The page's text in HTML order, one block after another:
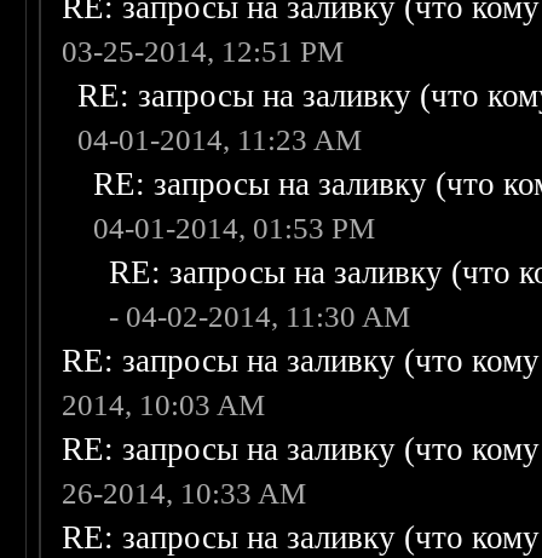
RE: запросы на заливку (что
03-25-2014, 12:51 PM
RE: запросы на заливку (что
04-01-2014, 11:23 AM
RE: запросы на заливку (что
04-01-2014, 01:53 PM
RE: запросы на заливку (что
- 04-02-2014, 11:30 AM
RE: запросы на заливку (что
2014, 10:03 AM
RE: запросы на заливку (что
26-2014, 10:33 AM
RE: запросы на заливку (что